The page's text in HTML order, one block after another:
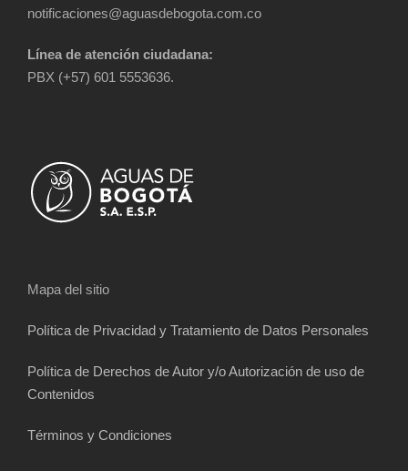
notificaciones@aguasdebogota.com.co
Línea de atención ciudadana:
PBX (+57) 601 5553636.
Mapa del sitio
Política de Privacidad y Tratamiento de Datos Personales
Política de Derechos de Autor y/o Autorización de uso de
Contenidos
Términos y Condiciones